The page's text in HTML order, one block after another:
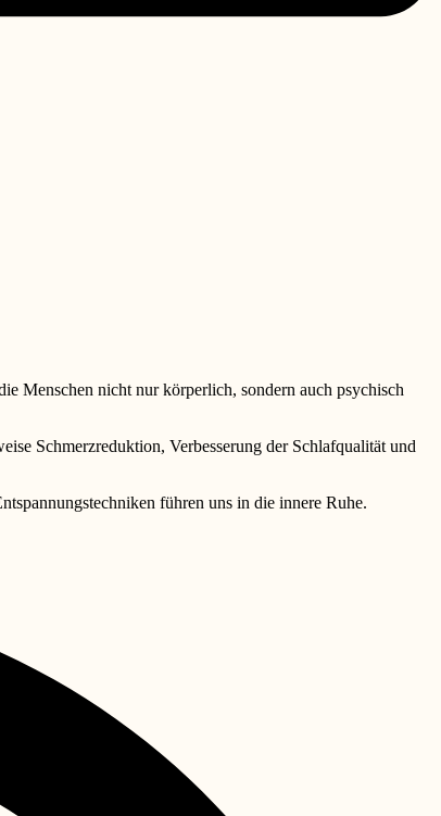
Menschen nicht nur körperlich, sondern auch psychisch
Schmerzreduktion, Verbesserung der Schlafqualität und
führen uns in die innere Ruhe.